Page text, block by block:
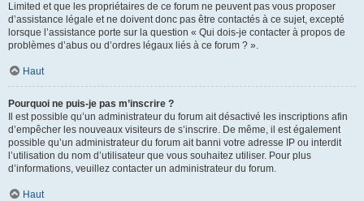
Limited et que les propriétaires de ce forum ne peuvent pas vous proposer
d’assistance légale et ne doivent donc pas être contactés à ce sujet, excepté
lorsque l’assistance porte sur la question « Qui dois-je contacter à propos de
problèmes d’abus ou d’ordres légaux liés à ce forum ? ».
Haut
Pourquoi ne puis-je pas m’inscrire ?
Il est possible qu’un administrateur du forum ait désactivé les inscriptions afin
d’empêcher les nouveaux visiteurs de s’inscrire. De même, il est également
possible qu’un administrateur du forum ait banni votre adresse IP ou interdit
l’utilisation du nom d’utilisateur que vous souhaitez utiliser. Pour plus
d’informations, veuillez contacter un administrateur du forum.
Haut